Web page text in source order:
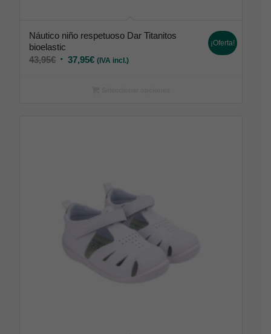
Náutico niño respetuoso Dar Titanitos
bioelastic
43,95€ 37,95€ (IVA incl.)
¡Oferta!